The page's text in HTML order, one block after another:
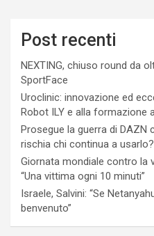
Post recenti
NEXTING, chiuso round da
SportFace
Uroclinic: innovazione ed
Robot ILY e alla formazione
Prosegue la guerra di DAZN
rischia chi continua a usarlo?
Giornata mondiale contro la
“Una vittima ogni 10 minuti”
Israele, Salvini: “Se
benvenuto”